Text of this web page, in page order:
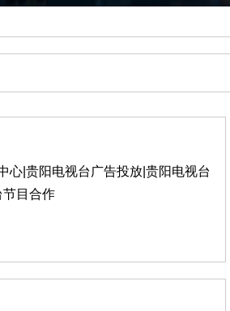
心|贵阳电视台广告投放|贵阳电视台
节目合作